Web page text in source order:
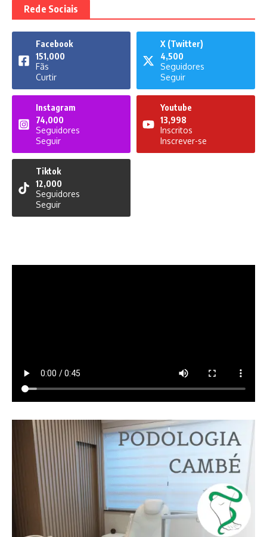
Rede Sociais
Facebook
151,000
Fãs
Curtir
X (Twitter)
4,500
Seguidores
Seguir
Instagram
74,000
Seguidores
Seguir
Youtube
13,998
Inscritos
Inscrever-se
Tiktok
12,000
Seguidores
Seguir